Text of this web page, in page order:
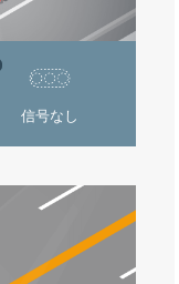
信号なし